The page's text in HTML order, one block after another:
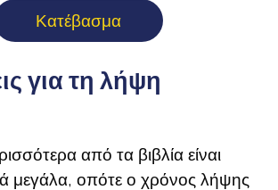
Κατέβασμα
για τη λήψη
από τα βιβλία είναι
μεγάλα, οπότε ο χρόνος λήψης